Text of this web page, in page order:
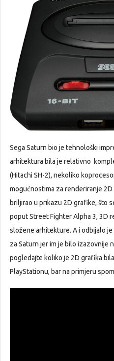
Sega Saturn bio je tehnološki
arhitektura bila je relativno
(Hitachi SH-2), nekoliko
mogućnostima za renderiranje
briljirao u prikazu 2D grafike, što
poput Street Fighter Alpha 3, 3D
složene arhitekture. A i odbijalo
za Saturn jer im je bilo izazovnije
pogledajte koliko je 2D grafika
PlayStationu, bar na primjeru